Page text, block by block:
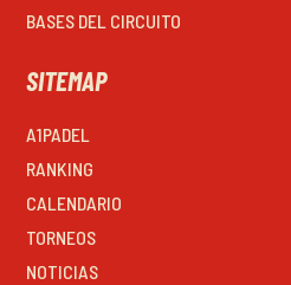
BASES DEL CIRCUITO
SITEMAP
A1PADEL
RANKING
CALENDARIO
TORNEOS
NOTICIAS